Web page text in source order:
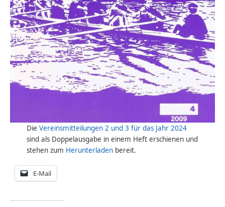
Die Vereinsmitteilungen 2 und 3 für das Jahr 2024
sind als Doppelausgabe in einem Heft erschienen und
stehen zum Herunterladenbereit.
E-Mail